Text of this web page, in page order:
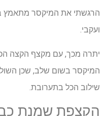
הרגשתי את המיקסר מתאמץ
ועקבי.
יתרה מכך, עם מקצף הקצה
המיקסר בשום שלב, שכן
שילוב הכל בתערובת.
הקצפת שמנת